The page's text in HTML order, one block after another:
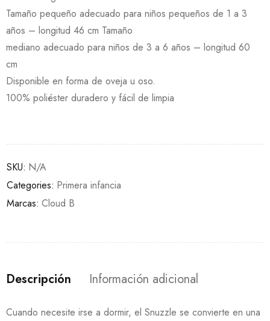
Tamaño pequeño adecuado para niños pequeños de 1 a 3
años – longitud 46 cm Tamaño
mediano adecuado para niños de 3 a 6 años – longitud 60
cm
Disponible en forma de oveja u oso.
100% poliéster duradero y fácil de limpia
SKU: N/A
Categories: Primera infancia
Marcas: Cloud B
Descripción Información adicional
Cuando necesite irse a dormir, el Snuzzle se convierte en una